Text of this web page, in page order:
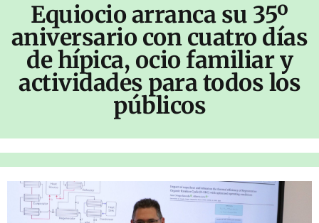
Equiocio arranca su 35º
aniversario con cuatro días
de hípica, ocio familiar y
actividades para todos los
públicos